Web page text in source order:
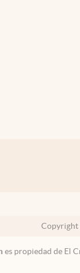
pestaña
nueva pestaña
Copyright
es propiedad de El